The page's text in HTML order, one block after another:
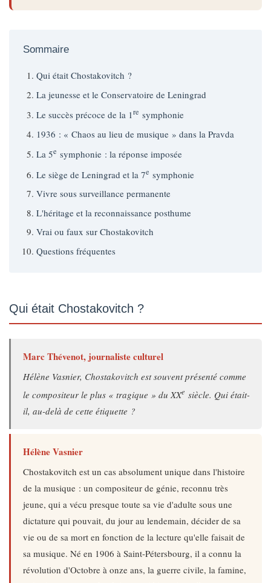
Sommaire
Qui était Chostakovitch ?
La jeunesse et le Conservatoire de Leningrad
Le succès précoce de la 1re symphonie
1936 : « Chaos au lieu de musique » dans la Pravda
La 5e symphonie : la réponse imposée
Le siège de Leningrad et la 7e symphonie
Vivre sous surveillance permanente
L'héritage et la reconnaissance posthume
Vrai ou faux sur Chostakovitch
Questions fréquentes
Qui était Chostakovitch ?
Marc Thévenot, journaliste culturel
Hélène Vasnier, Chostakovitch est souvent présenté comme
le compositeur le plus « tragique » du XXe siècle. Qui était-
il, au-delà de cette étiquette ?
Hélène Vasnier
Chostakovitch est un cas absolument unique dans l'histoire
de la musique : un compositeur de génie, reconnu très
jeune, qui a vécu presque toute sa vie d'adulte sous une
dictature qui pouvait, du jour au lendemain, décider de sa
vie ou de sa mort en fonction de la lecture qu'elle faisait de
sa musique. Né en 1906 à Saint-Pétersbourg, il a connu la
révolution d'Octobre à onze ans, la guerre civile, la famine,